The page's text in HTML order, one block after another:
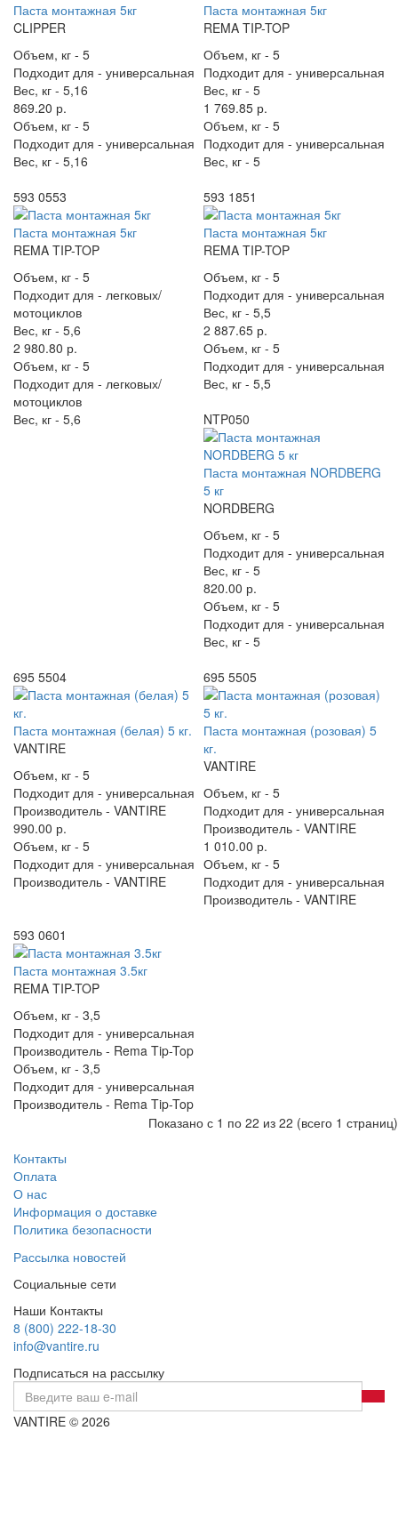
Паста монтажная 5кг
CLIPPER
Объем, кг - 5
Подходит для - универсальная
Вес, кг - 5,16
869.20 р.
Объем, кг - 5
Подходит для - универсальная
Вес, кг - 5,16
Паста монтажная 5кг
REMA TIP-TOP
Объем, кг - 5
Подходит для - универсальная
Вес, кг - 5
1 769.85 р.
Объем, кг - 5
Подходит для - универсальная
Вес, кг - 5
593 0553
Паста монтажная 5кг
REMA TIP-TOP
Объем, кг - 5
Подходит для - легковых/
мотоциклов
Вес, кг - 5,6
2 980.80 р.
Объем, кг - 5
Подходит для - легковых/
мотоциклов
Вес, кг - 5,6
593 1851
Паста монтажная 5кг
REMA TIP-TOP
Объем, кг - 5
Подходит для - универсальная
Вес, кг - 5,5
2 887.65 р.
Объем, кг - 5
Подходит для - универсальная
Вес, кг - 5,5
NTP050
Паста монтажная NORDBERG
5 кг
NORDBERG
Объем, кг - 5
Подходит для - универсальная
Вес, кг - 5
820.00 р.
Объем, кг - 5
Подходит для - универсальная
Вес, кг - 5
695 5504
Паста монтажная (белая) 5 кг.
VANTIRE
Объем, кг - 5
Подходит для - универсальная
Производитель - VANTIRE
990.00 р.
Объем, кг - 5
Подходит для - универсальная
Производитель - VANTIRE
695 5505
Паста монтажная (розовая) 5
кг.
VANTIRE
Объем, кг - 5
Подходит для - универсальная
Производитель - VANTIRE
1 010.00 р.
Объем, кг - 5
Подходит для - универсальная
Производитель - VANTIRE
593 0601
Паста монтажная 3.5кг
REMA TIP-TOP
Объем, кг - 3,5
Подходит для - универсальная
Производитель - Rema Tip-Top
Объем, кг - 3,5
Подходит для - универсальная
Производитель - Rema Tip-Top
Показано с 1 по 22 из 22 (всего 1 страниц)
Контакты
Оплата
О нас
Информация о доставке
Политика безопасности
Рассылка новостей
Социальные сети
Наши Контакты
8 (800) 222-18-30
info@vantire.ru
Подписаться на рассылку
VANTIRE © 2026